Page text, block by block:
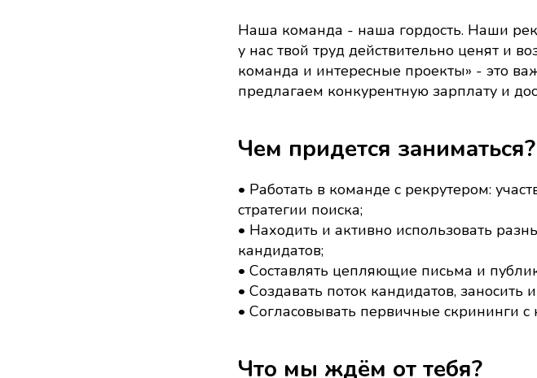
Наша команда - наша гордость. Наши
у нас твой труд действительно ценят и
команда и интересные проекты» - это
предлагаем конкурентную зарплату и
Чем придется заниматься?
• Работать в команде с рекрутером:
стратегии поиска;
• Находить и активно использовать
кандидатов;
• Составлять цепляющие письма и
• Создавать поток кандидатов,
• Согласовывать первичные скрининги с
Что мы ждём от тебя?